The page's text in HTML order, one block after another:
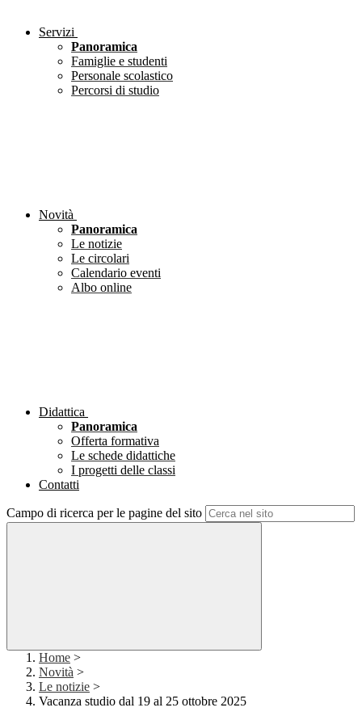
Servizi
Panoramica
Famiglie e studenti
Personale scolastico
Percorsi di studio
Novità
Panoramica
Le notizie
Le circolari
Calendario eventi
Albo online
Didattica
Panoramica
Offerta formativa
Le schede didattiche
I progetti delle classi
Contatti
Campo di ricerca per le pagine del sito
Home >
Novità >
Le notizie >
Vacanza studio dal 19 al 25 ottobre 2025